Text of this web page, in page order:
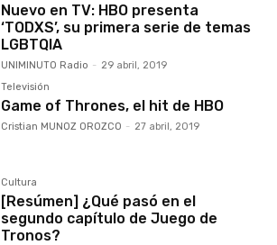
Nuevo en TV: HBO presenta
‘TODXS’, su primera serie de temas
LGBTQIA
UNIMINUTO Radio - 29 abril, 2019
Televisión
Game of Thrones, el hit de HBO
Cristian MUNOZ OROZCO - 27 abril, 2019
Cultura
[Resúmen] ¿Qué pasó en el
segundo capítulo de Juego de
Tronos?